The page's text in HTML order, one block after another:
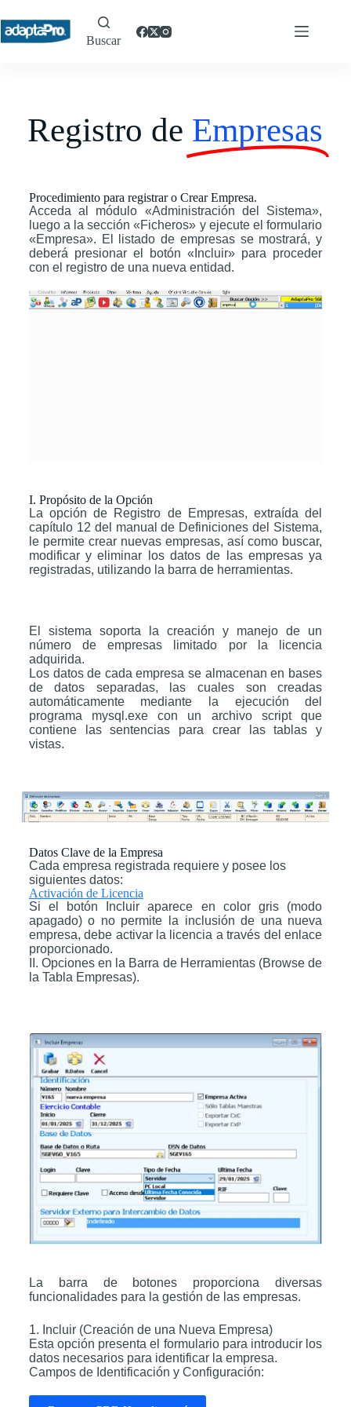
Buscar
Registro de Empresas
Procedimiento para registrar o Crear Empresa.
Acceda al módulo «Administración del Sistema»,
luego a la sección «Ficheros» y ejecute el formulario
«Empresa». El listado de empresas se mostrará, y
deberá presionar el botón «Incluir» para proceder
con el registro de una nueva entidad.
I. Propósito de la Opción
La opción de Registro de Empresas, extraída del
capítulo 12 del manual de Definiciones del Sistema,
le permite crear nuevas empresas, así como buscar,
modificar y eliminar los datos de las empresas ya
registradas, utilizando la barra de herramientas.
El sistema soporta la creación y manejo de un
número de empresas limitado por la licencia
adquirida.
Los datos de cada empresa se almacenan en bases
de datos separadas, las cuales son creadas
automáticamente mediante la ejecución del
programa mysql.exe con un archivo script que
contiene las sentencias para crear las tablas y
vistas.
Datos Clave de la Empresa
Cada empresa registrada requiere y posee los
siguientes datos:
Activación de Licencia
Si el botón Incluir aparece en color gris (modo
apagado) o no permite la inclusión de una nueva
empresa, debe activar la licencia a través del enlace
proporcionado.
II. Opciones en la Barra de Herramientas (Browse de
la Tabla Empresas).
La barra de botones proporciona diversas
funcionalidades para la gestión de las empresas.
1. Incluir (Creación de una Nueva Empresa)
Esta opción presenta el formulario para introducir los
datos necesarios para identificar la empresa.
Campos de Identificación y Configuración: